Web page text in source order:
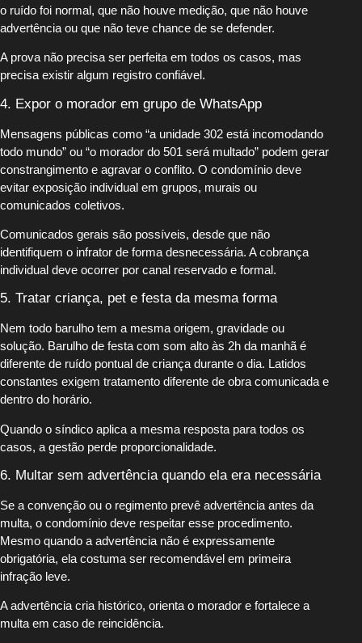
o ruído foi normal, que não houve medição, que não houve
advertência ou que não teve chance de se defender.
A prova não precisa ser perfeita em todos os casos, mas
precisa existir algum registro confiável.
4. Expor o morador em grupo de WhatsApp
Mensagens públicas como “a unidade 302 está incomodando
todo mundo” ou “o morador do 501 será multado” podem gerar
constrangimento e agravar o conflito. O condomínio deve
evitar exposição individual em grupos, murais ou
comunicados coletivos.
Comunicados gerais são possíveis, desde que não
identifiquem o infrator de forma desnecessária. A cobrança
individual deve ocorrer por canal reservado e formal.
5. Tratar criança, pet e festa da mesma forma
Nem todo barulho tem a mesma origem, gravidade ou
solução. Barulho de festa com som alto às 2h da manhã é
diferente de ruído pontual de criança durante o dia. Latidos
constantes exigem tratamento diferente de obra comunicada e
dentro do horário.
Quando o síndico aplica a mesma resposta para todos os
casos, a gestão perde proporcionalidade.
6. Multar sem advertência quando ela era necessária
Se a convenção ou o regimento prevê advertência antes da
multa, o condomínio deve respeitar esse procedimento.
Mesmo quando a advertência não é expressamente
obrigatória, ela costuma ser recomendável em primeira
infração leve.
A advertência cria histórico, orienta o morador e fortalece a
multa em caso de reincidência.